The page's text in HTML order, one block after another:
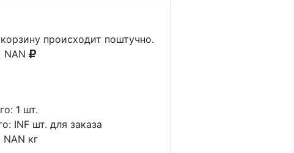
происходит поштучно.
NAN
1 шт.
INF шт. для заказа
NAN кг